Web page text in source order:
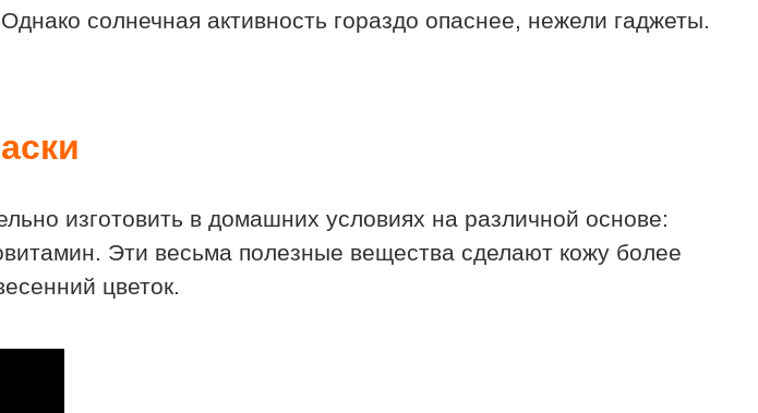
солнечная активность гораздо опаснее, нежели гаджеты.
изготовить в домашних условиях на различной основе:
Эти весьма полезные вещества сделают кожу более
цветок.